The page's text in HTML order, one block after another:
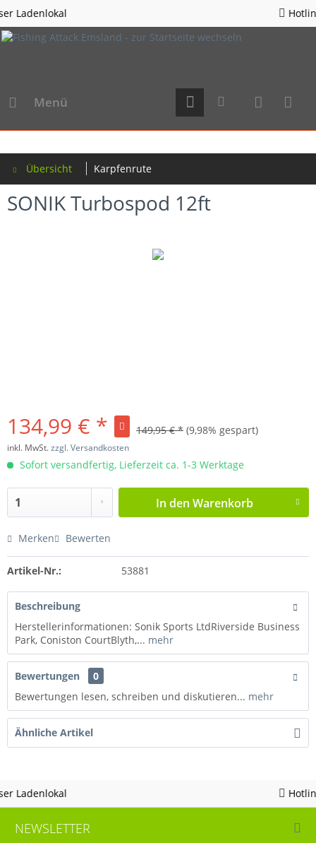
Hotline 05963 - 982823
Menü
Übersicht Karpfenrute
SONIK Turbospod 12ft
134,99 € * 149,95 € * (9,98% gespart)
inkl. MwSt.zzgl. Versandkosten
Sofort versandfertig, Lieferzeit ca. 1-3 Werktage
In den Warenkorb
Merken Bewerten
Artikel-Nr.: 53881
Beschreibung
Herstellerinformationen: Sonik Sports LtdRiverside Business
Park, Coniston CourtBlyth,... mehr
Bewertungen
0
Bewertungen lesen, schreiben und diskutieren... mehr
Ähnliche Artikel
Hotline 05963 - 982823
NEWSLETTER